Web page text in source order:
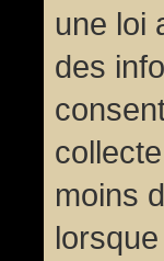
une loi
des
moins